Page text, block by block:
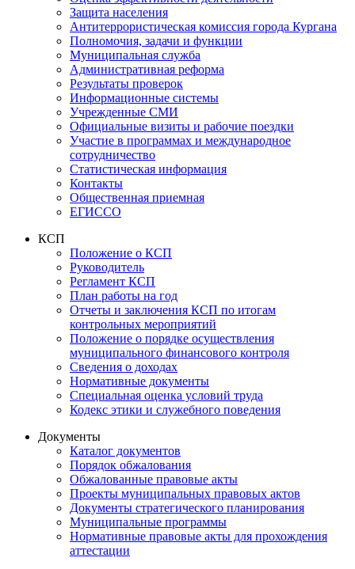
Защита населения
Антитеррористическая комиссия города Кургана
Полномочия, задачи и функции
Муниципальная служба
Административная реформа
Результаты проверок
Информационные системы
Учрежденные СМИ
Официальные визиты и рабочие поездки
Участие в программах и международное
сотрудничество
Статистическая информация
Контакты
Общественная приемная
ЕГИССО
КСП
Положение о КСП
Руководитель
Регламент КСП
План работы на год
Отчеты и заключения КСП по итогам
контрольных мероприятий
Положение о порядке осуществления
муниципального финансового контроля
Сведения о доходах
Нормативные документы
Специальная оценка условий труда
Кодекс этики и служебного поведения
Документы
Каталог документов
Порядок обжалования
Обжалованные правовые акты
Проекты муниципальных правовых актов
Документы стратегического планирования
Муниципальные программы
Нормативные правовые акты для прохождения
аттестации